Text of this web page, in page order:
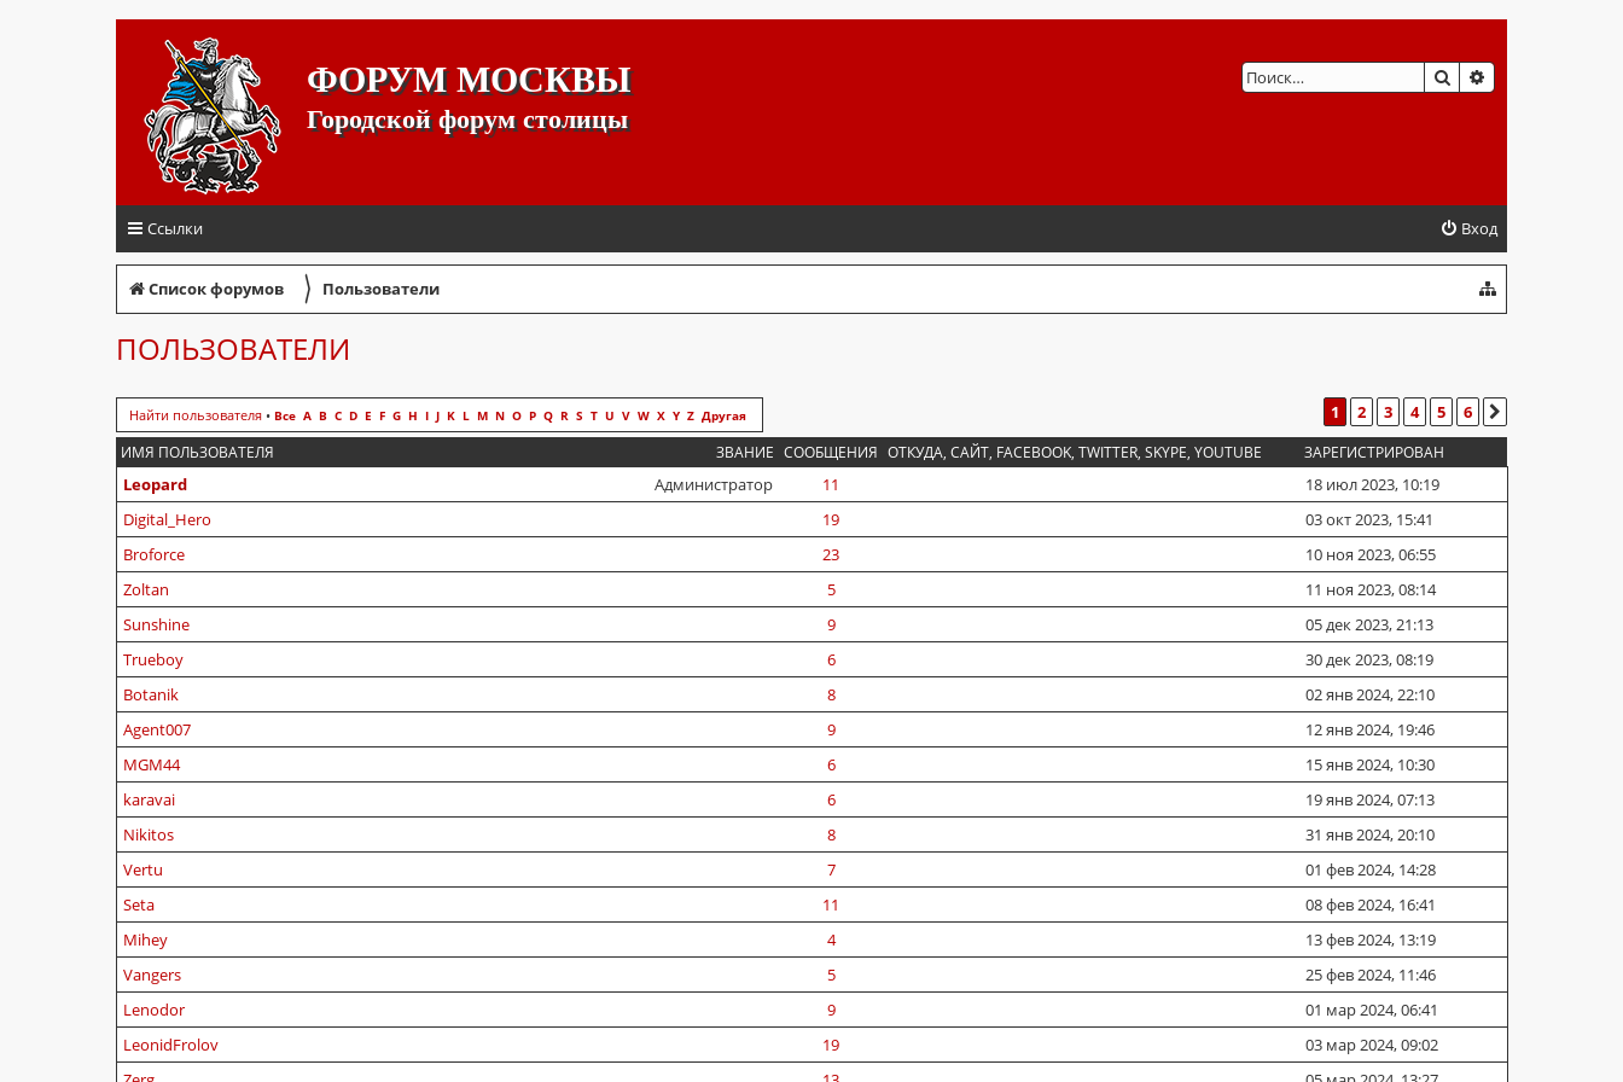
ФОРУМ МОСКВЫ
Городской форум столицы
ПОИСК
Ссылки Вход
Список форумов 〉 Пользователи
ПОЛЬЗОВАТЕЛИ
Найти пользователя • Все A B C D E F G H I J K L M N O P Q R S T U V W X Y Z Другая 1 2 3 4 5 6
ЗВАНИЕ
ИМЯ ПОЛЬЗОВАТЕЛЯ СООБЩЕНИЯ ОТКУДА, САЙТ, FACEBOOK, TWITTER, SKYPE, YOUTUBE ЗАРЕГИСТРИРОВАН
Администратор
Leopard 11
18 июл 2023, 10:19
Digital_Hero
19
03 окт 2023, 15:41
Broforce
23
10 ноя 2023, 06:55
Zoltan
5
11 ноя 2023, 08:14
Sunshine
9
05 дек 2023, 21:13
Trueboy
6
30 дек 2023, 08:19
Botanik
8
02 янв 2024, 22:10
Agent007
9
12 янв 2024, 19:46
MGM44
6
15 янв 2024, 10:30
karavai
6
19 янв 2024, 07:13
Nikitos
8
31 янв 2024, 20:10
Vertu
7
01 фев 2024, 14:28
Seta
11
08 фев 2024, 16:41
Mihey
4
13 фев 2024, 13:19
Vangers
5
25 фев 2024, 11:46
Lenodor
9
01 мар 2024, 06:41
LeonidFrolov
19
03 мар 2024, 09:02